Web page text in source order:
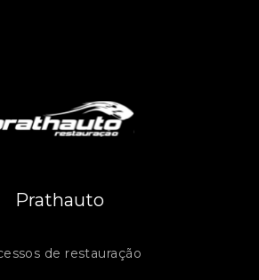
Prathauto
de restauração